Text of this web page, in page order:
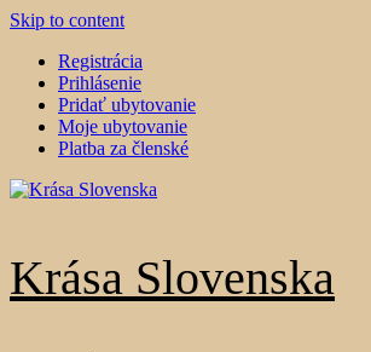
Skip to content
Registrácia
Prihlásenie
Pridať ubytovanie
Moje ubytovanie
Platba za členské
Krása Slovenska